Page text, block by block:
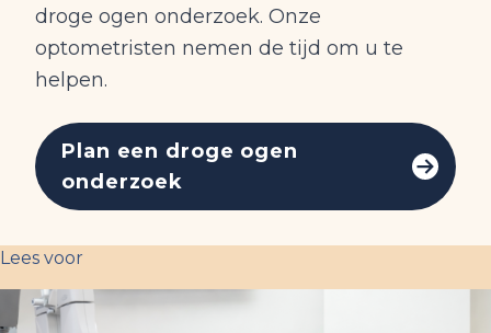
droge ogen onderzoek. Onze
optometristen nemen de tijd om u te
helpen.
Plan een droge ogen
onderzoek
Lees voor